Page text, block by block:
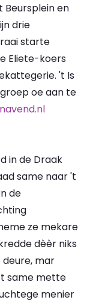
Beursplein en
drie
starte
Eliete-koers
't Is
oe aan te
in de Draak
same naar 't
de
ze mekare
dèèr niks
mar
same mette
menier